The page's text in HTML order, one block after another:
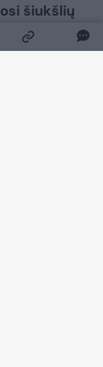
šiukšlių
bilietą,